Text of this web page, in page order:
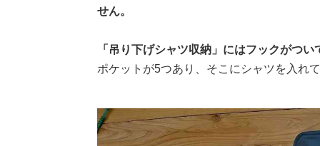
せん。
「吊り下げシャツ収納」にはフックがつ
ポケットが5つあり、そこにシャツを入れ